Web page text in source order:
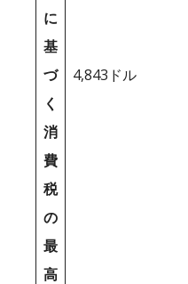
に
基
づ
く
消
費
税
の
最
高
4,843ドル